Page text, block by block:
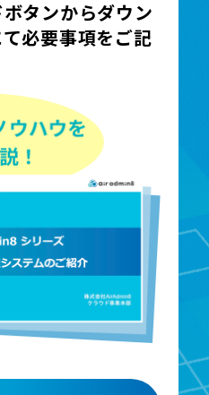
タンからダウン
必要事項をご記